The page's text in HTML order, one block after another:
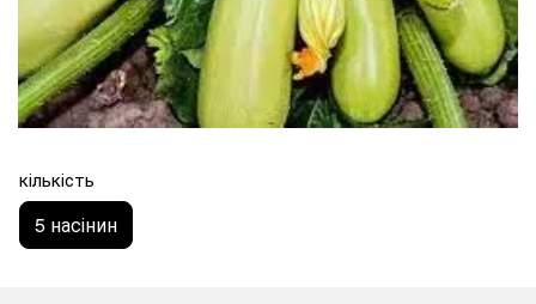
кількість
5 насінин